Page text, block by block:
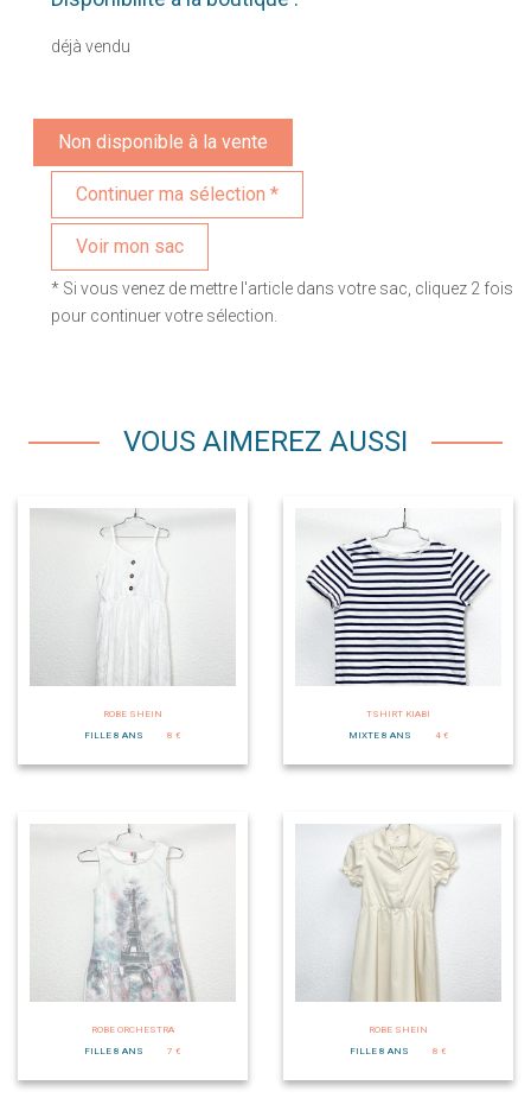
déjà vendu
Non disponible à la vente
Voir mon sac
* Si vous venez de mettre l'article dans votre sac, cliquez 2 fois
pour continuer votre sélection.
VOUS AIMEREZ AUSSI
ROBE SHEIN
FILLE 8 ANS
8 €
TSHIRT KIABI
MIXTE 8 ANS
4 €
ROBE ORCHESTRA
FILLE 8 ANS
7 €
ROBE SHEIN
FILLE 8 ANS
8 €